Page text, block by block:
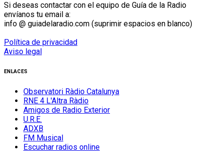
Si deseas contactar con el equipo de Guía de la Radio
envíanos tu email a:
info @ guiadelaradio.com (suprimir espacios en blanco)
Política de privacidad
Aviso legal
ENLACES
Observatori Ràdio Catalunya
RNE 4 L'Altra Ràdio
Amigos de Radio Exterior
U.R.E.
ADXB
FM Musical
Escuchar radios online